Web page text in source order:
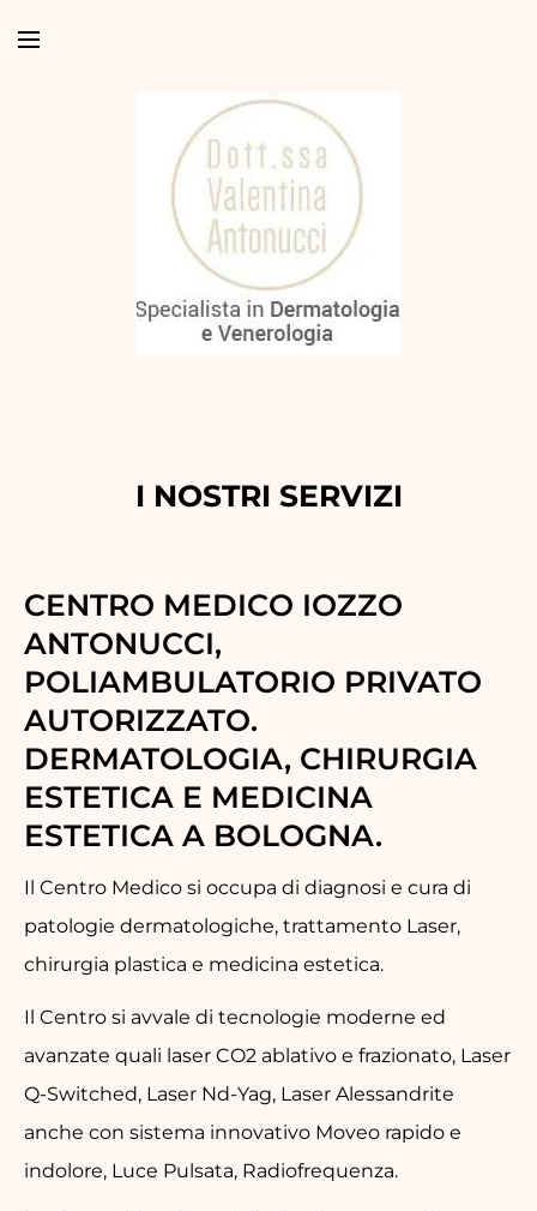
I NOSTRI SERVIZI
CENTRO MEDICO IOZZO
ANTONUCCI,
POLIAMBULATORIO PRIVATO
AUTORIZZATO.
DERMATOLOGIA, CHIRURGIA
ESTETICA E MEDICINA
ESTETICA A BOLOGNA.
Il Centro Medico si occupa di diagnosi e cura di
patologie dermatologiche, trattamento Laser,
chirurgia plastica e medicina estetica.
Il Centro si avvale di tecnologie moderne ed
avanzate quali laser CO2 ablativo e frazionato, Laser
Q-Switched, Laser Nd-Yag, Laser Alessandrite
anche con sistema innovativo Moveo rapido e
indolore, Luce Pulsata, Radiofrequenza.